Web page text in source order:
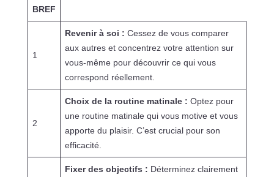
BREF
1
Revenir à soi : Cessez de vous comparer
aux autres et concentrez votre attention sur
vous-même pour découvrir ce qui vous
correspond réellement.
2
Choix de la routine matinale : Optez pour
une routine matinale qui vous motive et vous
apporte du plaisir. C’est crucial pour son
efficacité.
Fixer des objectifs : Déterminez clairement